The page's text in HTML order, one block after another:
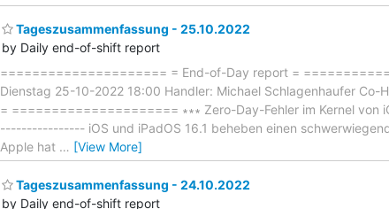
Tageszusammenfassung - 25.10.2022
by Daily end-of-shift report
===================== = End-of-Day report =
Dienstag 25-10-2022 18:00 Handler: Michael Schlagenhaufer
= ===================== ∗∗∗ Zero-Day-Fehler im Kernel
---------------- iOS und iPadOS 16.1 beheben einen
Apple hat … [View More]
Tageszusammenfassung - 24.10.2022
by Daily end-of-shift report